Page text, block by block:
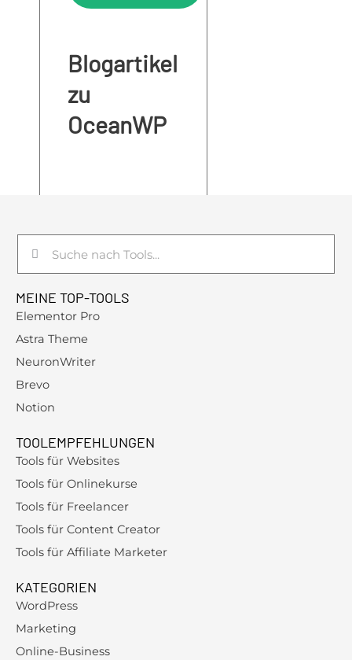
Blogartikel
zu
OceanWP
MEINE TOP-TOOLS
Elementor Pro
Astra Theme
NeuronWriter
Brevo
Notion
TOOLEMPFEHLUNGEN
Tools für Websites
Tools für Onlinekurse
Tools für Freelancer
Tools für Content Creator
Tools für Affiliate Marketer
KATEGORIEN
WordPress
Marketing
Online-Business